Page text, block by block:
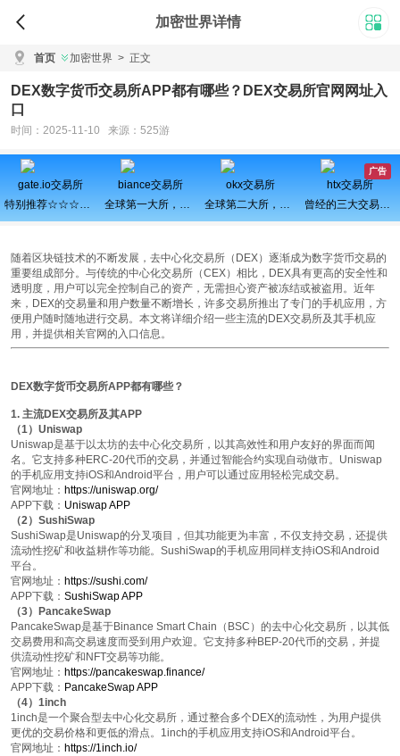
加密世界详情
首页 加密世界 > 正文
DEX数字货币交易所APP都有哪些？DEX交易所官网网址入
口
时间：2025-11-10 来源：525游
广告
gate.io交易所
特别推荐☆☆☆百倍币之王
biance交易所
全球第一大所，新用户注册可得100USDT奖励
okx交易所
全球第二大所，新用户拆盲盒100%中奖，最高价值60000元
htx交易所
曾经的三大交易所之一、近期空投活动较多，力争重回巅峰
随着区块链技术的不断发展，去中心化交易所（DEX）逐渐成为数字货币交易的
重要组成部分。与传统的中心化交易所（CEX）相比，DEX具有更高的安全性和
透明度，用户可以完全控制自己的资产，无需担心资产被冻结或被盗用。近年
来，DEX的交易量和用户数量不断增长，许多交易所推出了专门的手机应用，方
便用户随时随地进行交易。本文将详细介绍一些主流的DEX交易所及其手机应
用，并提供相关官网的入口信息。
DEX数字货币交易所APP都有哪些？
1. 主流DEX交易所及其APP
（1）Uniswap
Uniswap是基于以太坊的去中心化交易所，以其高效性和用户友好的界面而闻
名。它支持多种ERC-20代币的交易，并通过智能合约实现自动做市。Uniswap
的手机应用支持iOS和Android平台，用户可以通过应用轻松完成交易。
官网地址 ： https://uniswap.org/
APP下载 ： Uniswap APP
（2）SushiSwap
SushiSwap是Uniswap的分叉项目，但其功能更为丰富，不仅支持交易，还提供
流动性挖矿和收益耕作等功能。SushiSwap的手机应用同样支持iOS和Android
平台。
官网地址 ： https://sushi.com/
APP下载 ： SushiSwap APP
（3）PancakeSwap
PancakeSwap是基于Binance Smart Chain（BSC）的去中心化交易所，以其低
交易费用和高交易速度而受到用户欢迎。它支持多种BEP-20代币的交易，并提
供流动性挖矿和NFT交易等功能。
官网地址 ： https://pancakeswap.finance/
APP下载 ： PancakeSwap APP
（4）1inch
1inch是一个聚合型去中心化交易所，通过整合多个DEX的流动性，为用户提供
更优的交易价格和更低的滑点。1inch的手机应用支持iOS和Android平台。
官网地址 ： https://1inch.io/